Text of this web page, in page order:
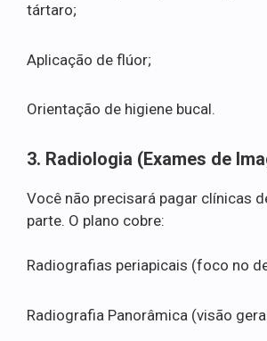
tártaro;
Aplicação de flúor;
Orientação de higiene bucal.
3. Radiologia (Exames de
Você não precisará pagar clínicas
parte. O plano cobre:
Radiografias periapicais (foco no
Radiografia Panorâmica (visão